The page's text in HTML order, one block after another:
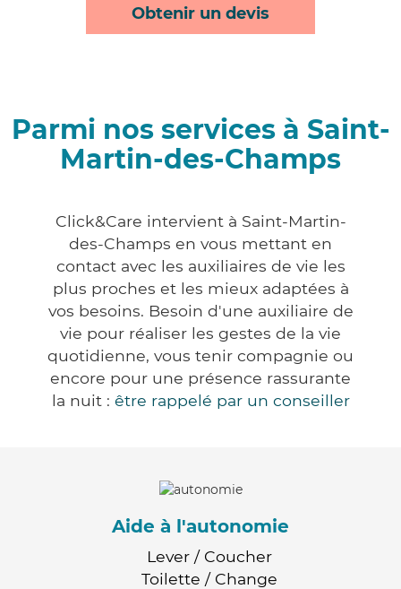
Obtenir un devis
Parmi nos services à Saint-
Martin-des-Champs
Click&Care intervient à Saint-Martin-
des-Champs en vous mettant en
contact avec les auxiliaires de vie les
plus proches et les mieux adaptées à
vos besoins. Besoin d'une auxiliaire de
vie pour réaliser les gestes de la vie
quotidienne, vous tenir compagnie ou
encore pour une présence rassurante
la nuit : être rappelé par un conseiller
Aide à l'autonomie
Lever / Coucher
Toilette / Change